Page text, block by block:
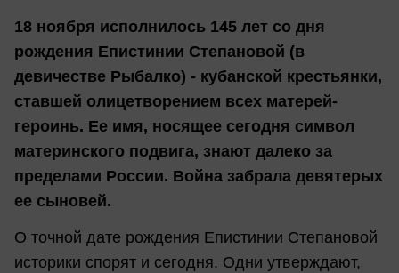
18 ноября исполнилось 145 лет со дня
рождения Епистинии Степановой (в
девичестве Рыбалко) - кубанской крестьянки,
ставшей олицетворением всех матерей-
героинь. Ее имя, носящее сегодня символ
материнского подвига, знают далеко за
пределами России. Война забрала девятерых
ее сыновей.
О точной дате рождения Епистинии Степановой
историки спорят и сегодня. Одни утверждают,